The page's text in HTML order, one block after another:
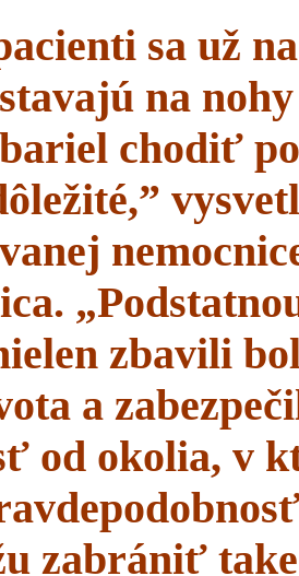
sa už
na
chodiť
zbavili
a
od okolia, v
zabrániť